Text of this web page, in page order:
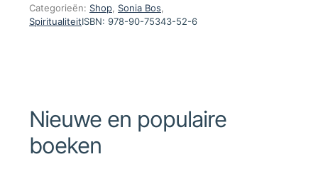
Categorieën: Shop Sonia Bos
SpiritualiteitISBN: 978-90-75343-52-6
Nieuwe en populaire
boeken